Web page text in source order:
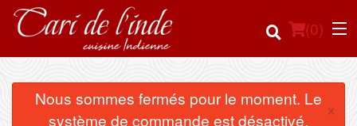
(0)
Nous sommes fermés pour le moment. Le
système de commande est désactivé.
×